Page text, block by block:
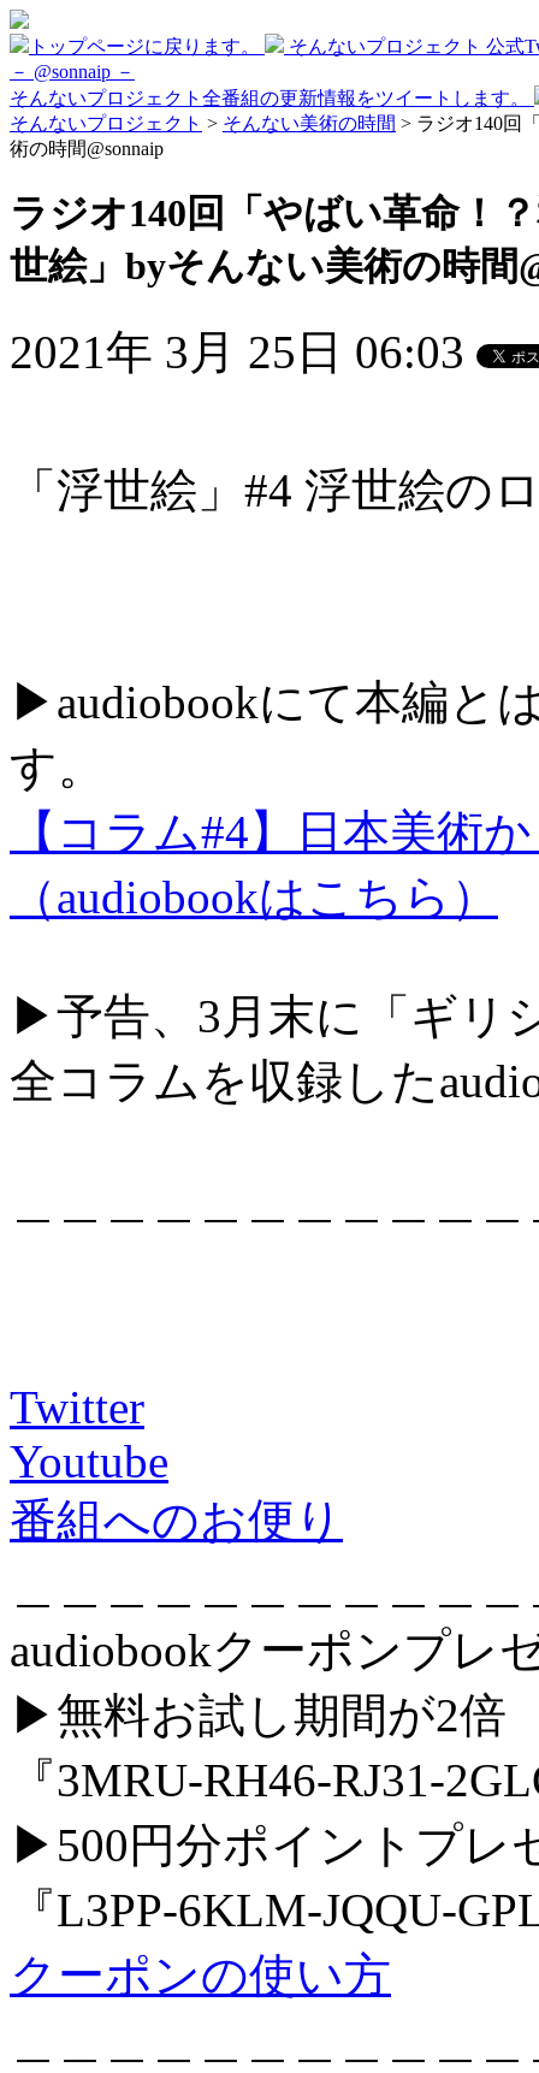
トップページに戻ります。
そんないプロジェクト 公式
－ @sonnaip －
そんないプロジェクト全番組の更新情報をツイートします。
そんないプロジェクト > そんない美術の時間 > ラジオ140回
術の時間@sonnaip
ラジオ140回「やばい革命！
世絵」byそんない美術の時間
2021年 3月 25日 06:03
「浮世絵」#4 浮世絵の
▶audiobookにて本編と
す。
【コラム#4】日本美術
（audiobookはこちら）
▶予告、3月末に「ギリ
全コラムを収録した
Twitter
Youtube
番組へのお便り
audiobookクーポンプレ
▶無料お試し期間が2倍
『3MRU-RH46-RJ31-
▶500円分ポイントプレ
『L3PP-6KLM-JQQU-
クーポンの使い方